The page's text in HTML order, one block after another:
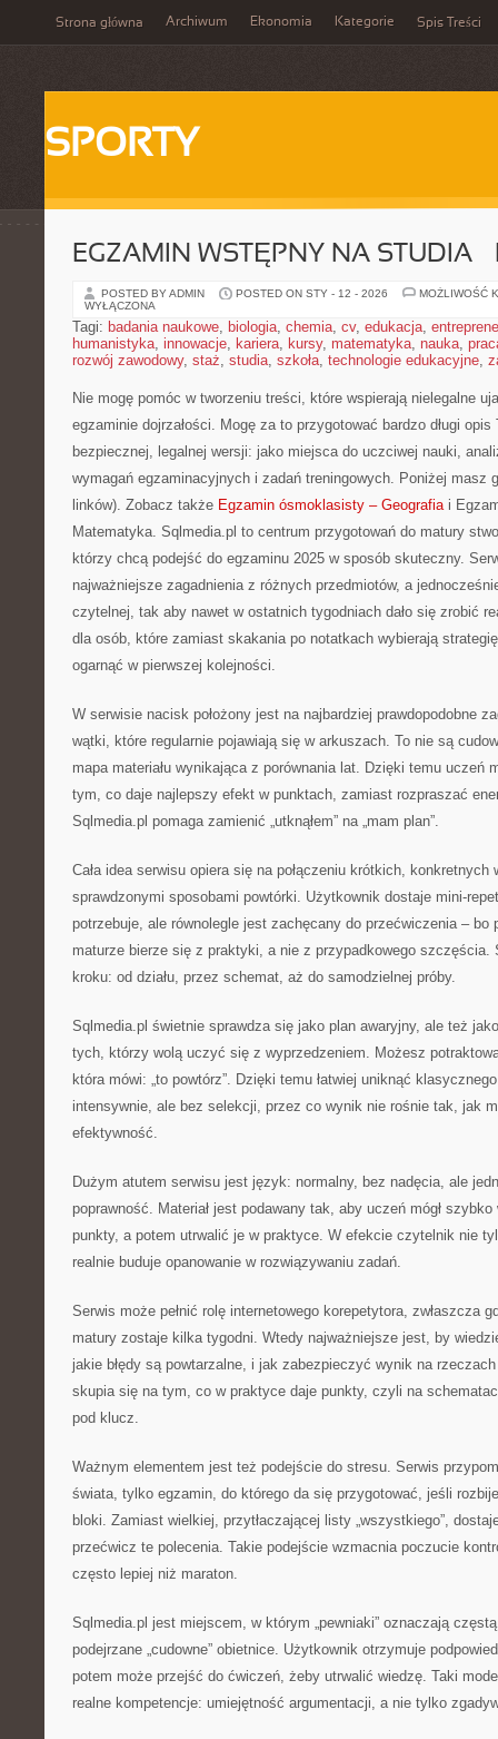
Strona główna Archiwum Ekonomia Kategorie Spis Treści
SPORTY
EGZAMIN WSTĘPNY NA STUDIA –
POSTED BY ADMIN POSTED ON STY - 12 - 2026
MOŻLIWOŚĆ
WYŁĄCZONA
Tagi: badania naukowe, biologia, chemia, cv, edukacja,
humanistyka, innowacje, kariera, kursy, matematyka, nauka,
rozwój zawodowy, staż, studia, szkoła, technologie edukacyjne,
Nie mogę pomóc w tworzeniu treści, które wspierają nielegalne
egzaminie dojrzałości. Mogę za to przygotować bardzo długi opis
bezpiecznej, legalnej wersji: jako miejsca do uczciwej nauki,
wymagań egzaminacyjnych i zadań treningowych. Poniżej masz
linków). Zobacz także Egzamin ósmoklasisty – Geografiai
Matematyka. Sqlmedia.pl to centrum przygotowań do matury
którzy chcą podejść do egzaminu 2025 w sposób skuteczny.
najważniejsze zagadnienia z różnych przedmiotów, a
czytelnej, tak aby nawet w ostatnich tygodniach dało się zrobić
dla osób, które zamiast skakania po notatkach wybierają
ogarnąć w pierwszej kolejności.
W serwisie nacisk położony jest na najbardziej prawdopodobne
wątki, które regularnie pojawiają się w arkuszach. To nie są
mapa materiału wynikająca z porównania lat. Dzięki temu uczeń
tym, co daje najlepszy efekt w punktach, zamiast rozpraszać
Sqlmedia.pl pomaga zamienić „utknąłem” na „mam plan”.
Cała idea serwisu opiera się na połączeniu krótkich,
sprawdzonymi sposobami powtórki. Użytkownik dostaje mini-
potrzebuje, ale równolegle jest zachęcany do przećwiczenia – bo
maturze bierze się z praktyki, a nie z przypadkowego szczęścia.
kroku: od działu, przez schemat, aż do samodzielnej próby.
Sqlmedia.pl świetnie sprawdza się jako plan awaryjny, ale też
tych, którzy wolą uczyć się z wyprzedzeniem. Możesz
która mówi: „to powtórz”. Dzięki temu łatwiej uniknąć
intensywnie, ale bez selekcji, przez co wynik nie rośnie tak, jak
efektywność.
Dużym atutem serwisu jest język: normalny, bez nadęcia, ale
poprawność. Materiał jest podawany tak, aby uczeń mógł szybko
punkty, a potem utrwalić je w praktyce. W efekcie czytelnik nie
realnie buduje opanowanie w rozwiązywaniu zadań.
Serwis może pełnić rolę internetowego korepetytora, zwłaszcza
matury zostaje kilka tygodni. Wtedy najważniejsze jest, by
jakie błędy są powtarzalne, i jak zabezpieczyć wynik na
skupia się na tym, co w praktyce daje punkty, czyli na
pod klucz.
Ważnym elementem jest też podejście do stresu. Serwis
świata, tylko egzamin, do którego da się przygotować, jeśli
bloki. Zamiast wielkiej, przytłaczającej listy „wszystkiego”,
przećwicz te polecenia. Takie podejście wzmacnia poczucie
często lepiej niż maraton.
Sqlmedia.pl jest miejscem, w którym „pewniaki” oznaczają
podejrzane „cudowne” obietnice. Użytkownik otrzymuje
potem może przejść do ćwiczeń, żeby utrwalić wiedzę. Taki
realne kompetencje: umiejętność argumentacji, a nie tylko